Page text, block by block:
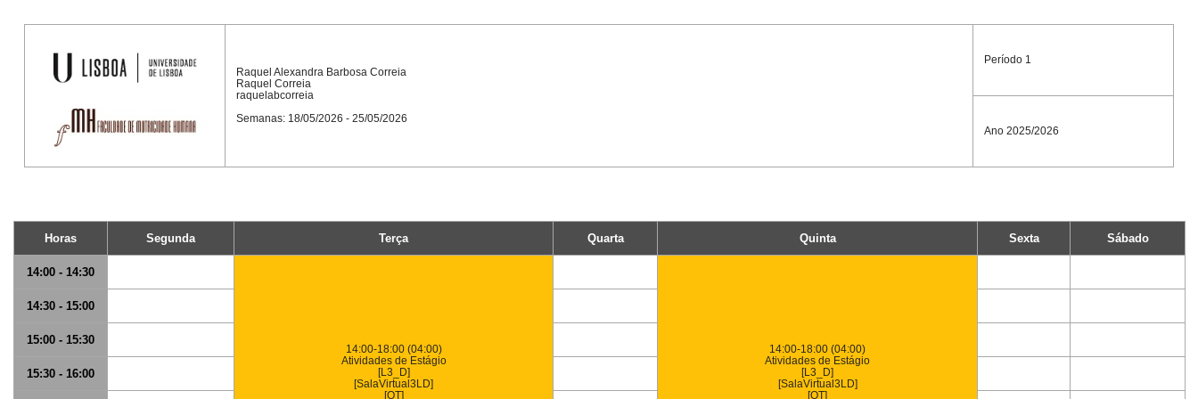
Raquel Alexandra Barbosa Correia
Raquel Correia
raquelabcorreia
Semanas: 18/05/2026 - 25/05/2026
Período 1
Ano 2025/2026
Horas Segunda Terça Quarta Quinta Sexta Sábado
14:00 - 14:30
14:00-18:00 (04:00)
Atividades de Estágio
[L3_D]
[SalaVirtual3LD]
[OT]
14:00-18:00 (04:00)
Atividades de Estágio
[L3_D]
[SalaVirtual3LD]
[OT]
14:30 - 15:00
15:00 - 15:30
15:30 - 16:00